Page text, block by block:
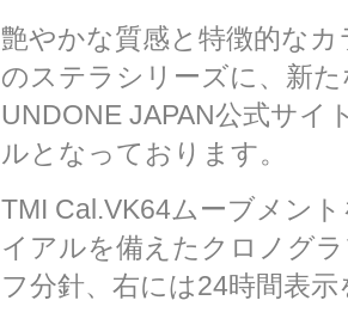
艶やかな質感と特徴的な
のステラシリーズに、新
UNDONE JAPAN公式サイ
ルとなっております。
TMI Cal.VK64ムーブメン
イアルを備えたクロノグ
フ分針、右には24時間表